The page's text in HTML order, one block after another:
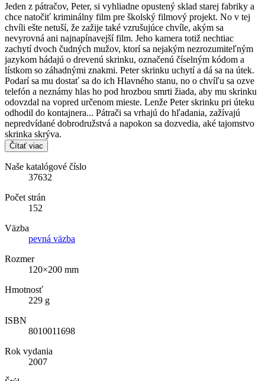
Jeden z pátračov, Peter, si vyhliadne opustený sklad starej fabriky a
chce natočiť kriminálny film pre školský filmový projekt. No v tej
chvíli ešte netuší, že zažije také vzrušujúce chvíle, akým sa
nevyrovná ani najnapínavejší film. Jeho kamera totiž nechtiac
zachytí dvoch čudných mužov, ktorí sa nejakým nezrozumiteľným
jazykom hádajú o drevenú skrinku, označenú číselným kódom a
lístkom so záhadnými znakmi. Peter skrinku uchytí a dá sa na útek.
Podarí sa mu dostať sa do ich Hlavného stanu, no o chvíľu sa ozve
telefón a neznámy hlas ho pod hrozbou smrti žiada, aby mu skrinku
odovzdal na vopred určenom mieste. Lenže Peter skrinku pri úteku
odhodil do kontajnera... Pátrači sa vrhajú do hľadania, zažívajú
nepredvídané dobrodružstvá a napokon sa dozvedia, aké tajomstvo
skrinka skrýva.
Čítať viac
Naše katalógové číslo
37632
Počet strán
152
Väzba
pevná väzba
Rozmer
120×200 mm
Hmotnosť
229 g
ISBN
8010011698
Rok vydania
2007